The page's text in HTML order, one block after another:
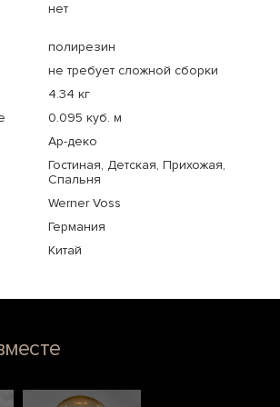
нет
полирезин
не требует сложной сборки
4.34 кг
0.095 куб. м
Ар-деко
Гостиная, Детская, Прихожая,
Спальня
Werner Voss
Германия
Китай